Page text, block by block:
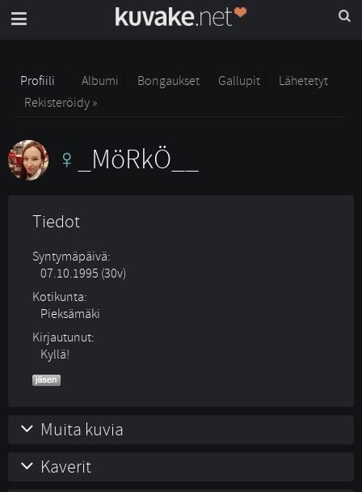
Profiili Albumi Bongaukset Gallupit
Lähetetyt
Rekisteröidy »
_MöRkÖ__
Tiedot
Syntymäpäivä:
07.10.1995 (30v)
Kotikunta:
Pieksämäki
Kirjautunut:
Kyllä!
Muita kuvia
Kaverit